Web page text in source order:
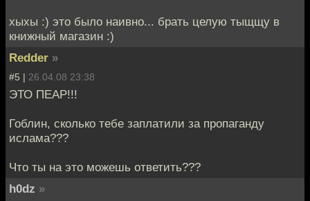
хыхы :) это было наивно... брать целую тыщщу в
книжный магазин :)
Redder »
#5 | 26.04.08 23:38
ЭТО ПЕАР!!!
Гоблин, сколько тебе заплатили за пропаганду
ислама???
Что ты на это можешь ответить???
h0dz »